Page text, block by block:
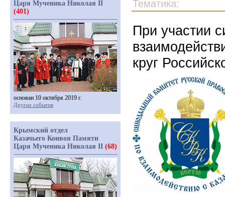
Тематика:
При участии
круг
Царя Мученика Николая II
(401)
основан 10 октября 2019 г.
Другие события
Крымский отдел
Казачьего Конвоя Памяти
Царя Мученика Николая II (68)